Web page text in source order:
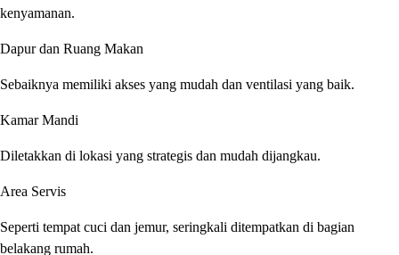
kenyamanan.
Dapur dan Ruang Makan
Sebaiknya memiliki akses yang mudah dan ventilasi yang baik.
Kamar Mandi
Diletakkan di lokasi yang strategis dan mudah dijangkau.
Area Servis
Seperti tempat cuci dan jemur, seringkali ditempatkan di bagian
belakang rumah.